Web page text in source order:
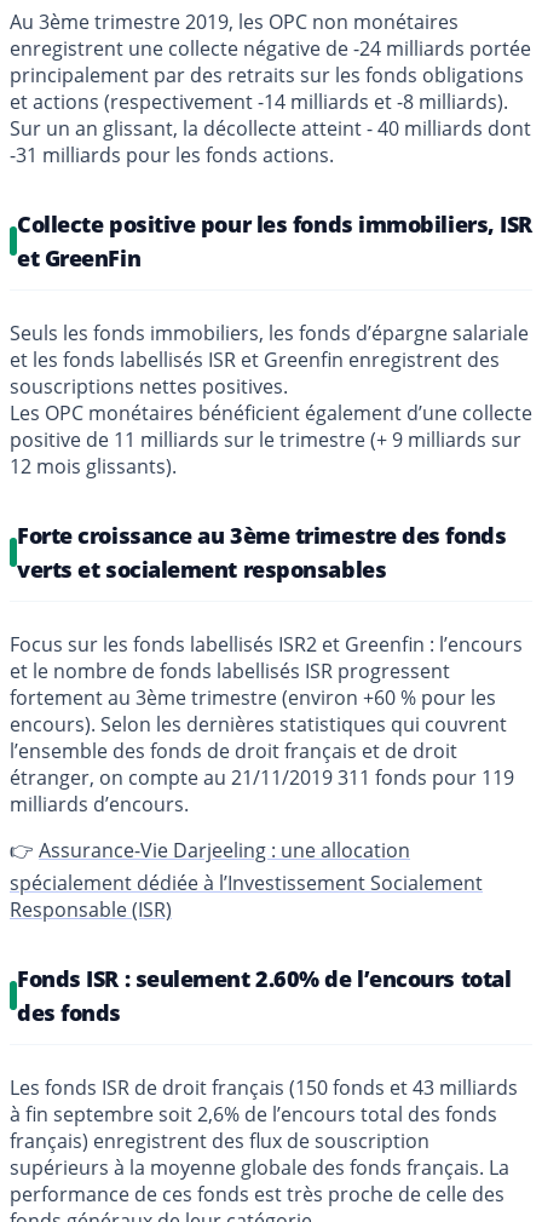
Au 3ème trimestre 2019, les OPC non monétaires
enregistrent une collecte négative de -24 milliards portée
principalement par des retraits sur les fonds obligations
et actions (respectivement -14 milliards et -8 milliards).
Sur un an glissant, la décollecte atteint - 40 milliards dont
-31 milliards pour les fonds actions.
Collecte positive pour les fonds immobiliers, ISR
et GreenFin
Seuls les fonds immobiliers, les fonds d’épargne salariale
et les fonds labellisés ISR et Greenfin enregistrent des
souscriptions nettes positives.
Les OPC monétaires bénéficient également d’une collecte
positive de 11 milliards sur le trimestre (+ 9 milliards sur
12 mois glissants).
Forte croissance au 3ème trimestre des fonds
verts et socialement responsables
Focus sur les fonds labellisés ISR2 et Greenfin : l’encours
et le nombre de fonds labellisés ISR progressent
fortement au 3ème trimestre (environ +60 % pour les
encours). Selon les dernières statistiques qui couvrent
l’ensemble des fonds de droit français et de droit
étranger, on compte au 21/11/2019 311 fonds pour 119
milliards d’encours.
👉 Assurance-Vie Darjeeling : une allocation
spécialement dédiée à l’Investissement Socialement
Responsable (ISR)
Fonds ISR : seulement 2.60% de l’encours total
des fonds
Les fonds ISR de droit français (150 fonds et 43 milliards
à fin septembre soit 2,6% de l’encours total des fonds
français) enregistrent des flux de souscription
supérieurs à la moyenne globale des fonds français. La
performance de ces fonds est très proche de celle des